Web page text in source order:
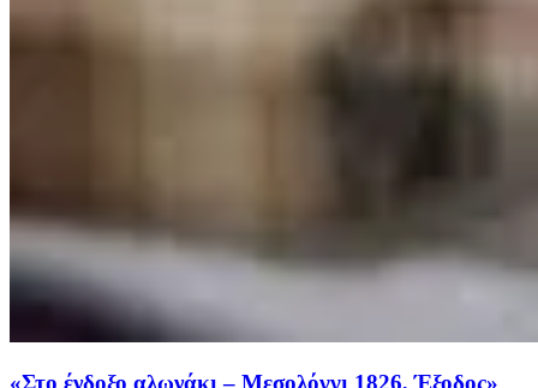
«Στο ένδοξο αλωνάκι – Μεσολόγγι 1826, Έξοδος»